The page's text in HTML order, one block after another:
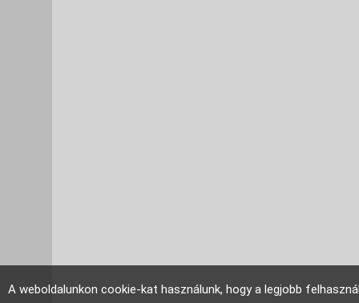
A weboldalunkon cookie-kat használunk, hogy a legjobb